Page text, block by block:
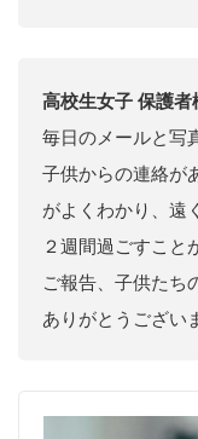
高校生女子 保護者
毎日のメールと写
子供からの連絡が
がよくわかり、遠
２週間過ごすこと
ご報告、子供たち
ありがとうござい